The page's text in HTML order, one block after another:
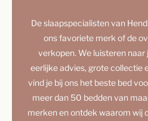
De slaapspecialisten van
ons favoriete merk of de
verkopen. We luisteren
eerlijke advies, grote collectie
vind je bij ons het beste bed
meer dan 50 bedden van
merken en ontdek waarom wij